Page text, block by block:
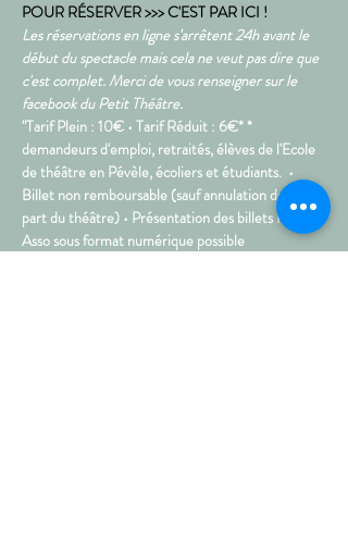
POUR RÉSERVER >>> C'EST PAR ICI !
Les réservations en ligne s'arrêtent 24h avant le
début du spectacle mais cela ne veut pas dire que
c'est complet. Merci de vous renseigner sur le
facebook du Petit Théâtre.
"Tarif Plein : 10€ • Tarif Réduit : 6€* *
demandeurs d'emploi, retraités, élèves de l'Ecole
de théâtre en Pévèle, écoliers et étudiants.  •
Billet non remboursable (sauf annulation de la
part du théâtre) • Présentation des billets Hello
Asso sous format numérique possible